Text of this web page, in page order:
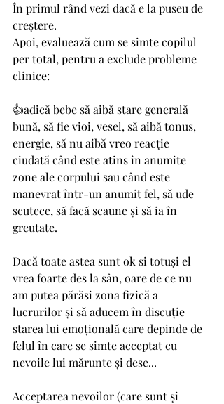
În primul rând vezi dacă e la puseu de
creștere.
Apoi, evaluează cum se simte copilul
per total, pentru a exclude probleme
clinice:
👍adică bebe să aibă stare generală
bună, să fie vioi, vesel, să aibă tonus,
energie, să nu aibă vreo reacție
ciudată când este atins în anumite
zone ale corpului sau când este
manevrat într-un anumit fel, să ude
scutece, să facă scaune și să ia în
greutate.
Dacă toate astea sunt ok si totuși el
vrea foarte des la sân, oare de ce nu
am putea părăsi zona fizică a
lucrurilor și să aducem în discuție
starea lui emoțională care depinde de
felul în care se simte acceptat cu
nevoile lui mărunte și dese...
Acceptarea nevoilor (care sunt și